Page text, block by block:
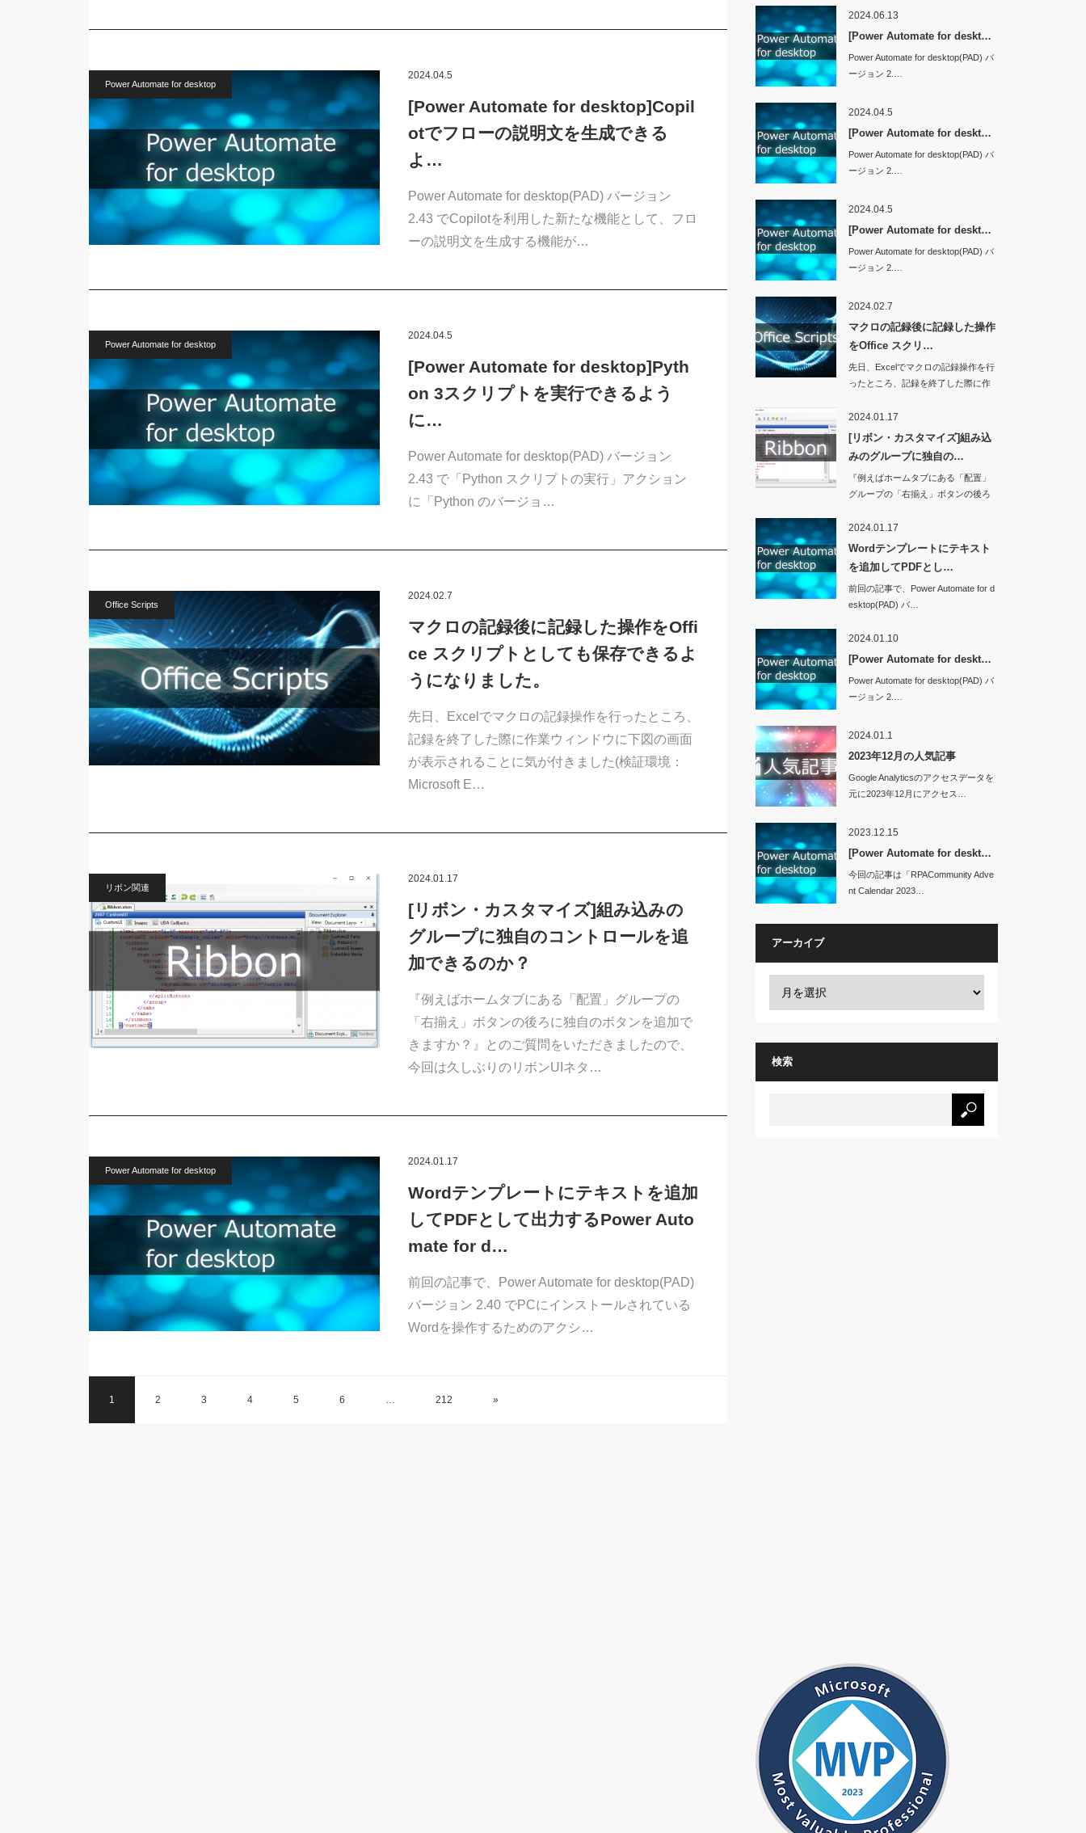
Power Automate for desktop
2024.04.5
[Power Automate for desktop]Copil
otでフローの説明文を生成できる
よ…
Power Automate for desktop(PAD) バージョン
2.43 でCopilotを利用した新たな機能として、フロ
ーの説明文を生成する機能が…
Power Automate for desktop
2024.04.5
[Power Automate for desktop]Pyth
on 3スクリプトを実行できるよう
に…
Power Automate for desktop(PAD) バージョン
2.43 で「Python スクリプトの実行」アクション
に「Python のバージョ…
Office Scripts
2024.02.7
マクロの記録後に記録した操作をOffi
ce スクリプトとしても保存できるよ
うになりました。
先日、Excelでマクロの記録操作を行ったところ、
記録を終了した際に作業ウィンドウに下図の画面
が表示されることに気が付きました(検証環境：
Microsoft E…
リボン関連
2024.01.17
[リボン・カスタマイズ]組み込みの
グループに独自のコントロールを追
加できるのか？
『例えばホームタブにある「配置」グループの
「右揃え」ボタンの後ろに独自のボタンを追加で
きますか？』とのご質問をいただきましたので、
今回は久しぶりのリボンUIネタ…
Power Automate for desktop
2024.01.17
Wordテンプレートにテキストを追加
してPDFとして出力するPower Auto
mate for d…
前回の記事で、Power Automate for desktop(PAD)
バージョン 2.40 でPCにインストールされている
Wordを操作するためのアクシ…
1 2 3 4 5 6 … 212 »
2024.06.13
[Power Automate for deskt…
Power Automate for desktop(PAD) バ
ージョン 2.…
2024.04.5
[Power Automate for deskt…
Power Automate for desktop(PAD) バ
ージョン 2.…
2024.04.5
[Power Automate for deskt…
Power Automate for desktop(PAD) バ
ージョン 2.…
2024.02.7
マクロの記録後に記録した操作
をOffice スクリ…
先日、Excelでマクロの記録操作を行
ったところ、記録を終了した際に作
2024.01.17
[リボン・カスタマイズ]組み込
みのグループに独自の…
『例えばホームタブにある「配置」
グループの「右揃え」ボタンの後ろ
2024.01.17
Wordテンプレートにテキスト
を追加してPDFとし…
前回の記事で、Power Automate for d
esktop(PAD) バ…
2024.01.10
[Power Automate for deskt…
Power Automate for desktop(PAD) バ
ージョン 2.…
2024.01.1
2023年12月の人気記事
Google Analyticsのアクセスデータを
元に2023年12月にアクセス…
2023.12.15
[Power Automate for deskt…
今回の記事は「RPACommunity Adve
nt Calendar 2023…
アーカイブ
検索